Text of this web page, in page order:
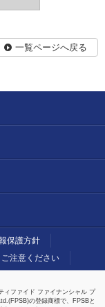
一覧ページへ戻る
保護方針
ご注意ください
ィファイド ファイナンシャル プ
の登録商標で、FPSBと